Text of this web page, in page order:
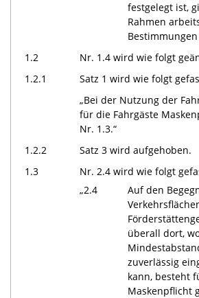
festgelegt ist,
Rahmen
1.2
Nr. 1.4 wird wie folgt
1.2.1
Satz 1 wird wie folgt
„Bei der Nutzung der
für die Fahrgäste
Nr. 1.3.“
1.2.2
Satz 3 wird aufgehoben.
1.3
Nr. 2.4 wird wie folgt
„2.4
Auf den
überall dort,
zuverlässig
kann, besteht
Maskenpflicht